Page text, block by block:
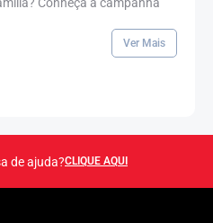
Conheça a campanha
Ver Mais
de ajuda?CLIQUE AQUI